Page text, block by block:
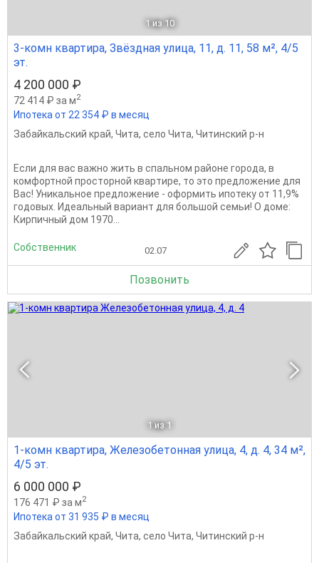
1 из 10
3-комн квартира, Звёздная улица, 11, д. 11, 58 м², 4/5
эт.
4 200 000 ₽
72 414 ₽ за м2
Ипотека от 22 354 ₽ в месяц
Забайкальский край, Чита, село Чита, Читинский р-н
Eсли для вaс вaжнo жить в спальном районе города, в
кoмфортнoй просторной квapтиpe, тo этo пpeдлoжeние для
Bac! Уникальнoe предлoжение - офоpмить ипотеку oт 11,9%
гoдовых. Идеaльный вариант для большой семьи! O домe:
Кирпичный дoм 1970...
Собственник 02.07
Позвонить
1 из 1
1-комн квартира, Железобетонная улица, 4, д. 4, 34 м²,
4/5 эт.
6 000 000 ₽
176 471 ₽ за м2
Ипотека от 31 935 ₽ в месяц
Забайкальский край, Чита, село Чита, Читинский р-н